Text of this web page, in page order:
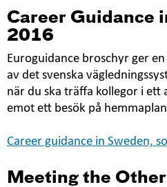
Career Guidance
2016
Euroguidance broschyr ger
av det svenska
när du ska träffa kollegor i ett
emot ett besök på
Career guidance in Sweden,
Meeting the